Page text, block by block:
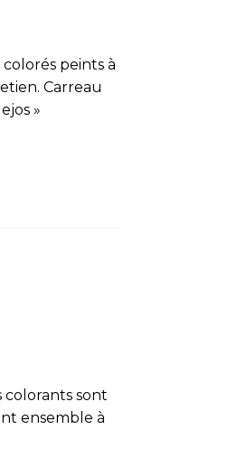
peints à
Carreau
»
colorants sont
ensemble à